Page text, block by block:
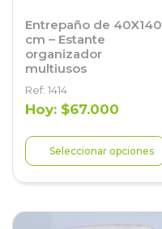
Entrepaño de 40X140
cm – Estante
organizador
multiusos
Ref: 1414
Hoy: $67.000
Seleccionar opciones